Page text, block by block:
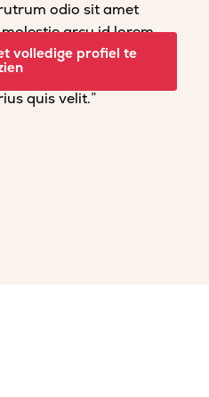
odio sit amet
arcu id lorem
venenatis nisl nec dolor
et magna vel
quis velit.”
volledige profiel te